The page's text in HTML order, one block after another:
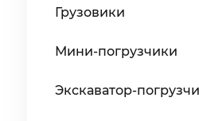
Грузовики
Мини-погрузчики
Экскаватор-